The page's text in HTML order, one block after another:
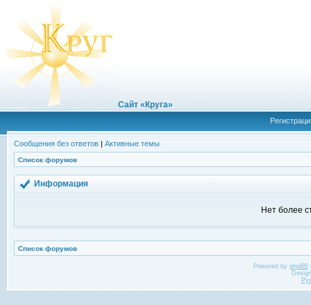
Сайт «Круга»
Сообщения без ответов | Активные темы
Список форумов
Информация
Нет более
Список форумов
Powered by phpBB